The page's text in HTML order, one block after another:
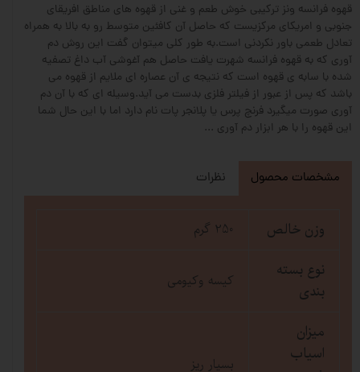
قهوه فرانسه ونز ترکیبی خوش طعم و غنی از قهوه های مناطق افریقای
جنوبی و امریکای مرکزیست که حاصل آن کافئین متوسط رو به بالا به همراه
تعادل طعمی باور نکردنی است.به طور کلی میتوان گفت این روش دم
آوری که به قهوه فرانسه شهرت یافت حاصل هم آغوشی آب داغ تصفیه
شده با سابه ی قهوه است که نتیجه ی آن عصاره ای ملایم از قهوه می
باشد که پس از عبور از فیلتر فلزی بدست می آید.وسیله ای که با آن دم
آوری صورت میگیرد فرنچ پرس یا پلانجر پات نام دارد اما با این حال شما
این قهوه را با هر ابزار دم آوری ...
مشخصات محصول نظرات
وزن خالص 250 گرم
نوع بسته
بندی
کیسه وکیومی
میزان
اسیاب
بسیار ریز